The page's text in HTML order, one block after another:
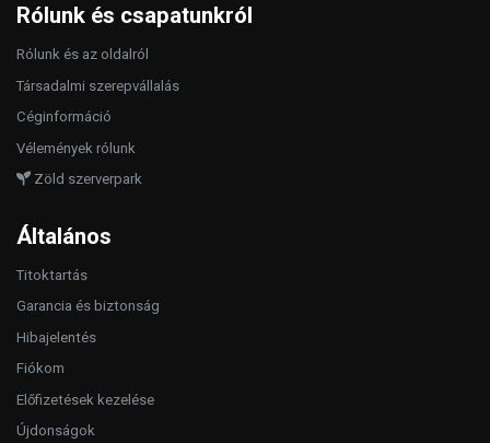
Rólunk és csapatunkról
Rólunk és az oldalról
Társadalmi szerepvállalás
Céginformáció
Vélemények rólunk
Zöld szerverpark
Általános
Titoktartás
Garancia és biztonság
Hibajelentés
Fiókom
Előfizetések kezelése
Újdonságok